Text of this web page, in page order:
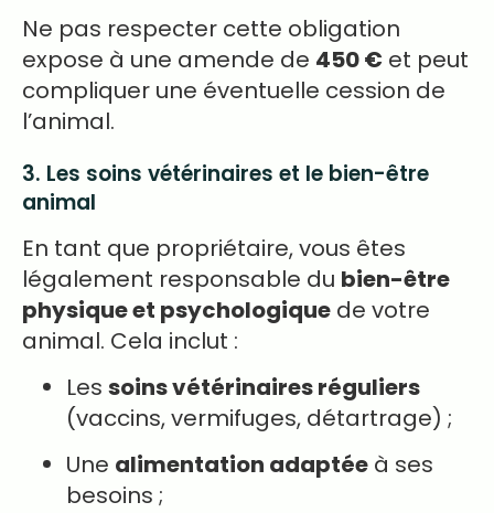
Ne pas respecter cette obligation
expose à une amende de 450 € et peut
compliquer une éventuelle cession de
l’animal.
3. Les soins vétérinaires et le bien-être
animal
En tant que propriétaire, vous êtes
légalement responsable du bien-être
physique et psychologique de votre
animal. Cela inclut :
Les soins vétérinaires réguliers
(vaccins, vermifuges, détartrage) ;
Une alimentation adaptée à ses
besoins ;